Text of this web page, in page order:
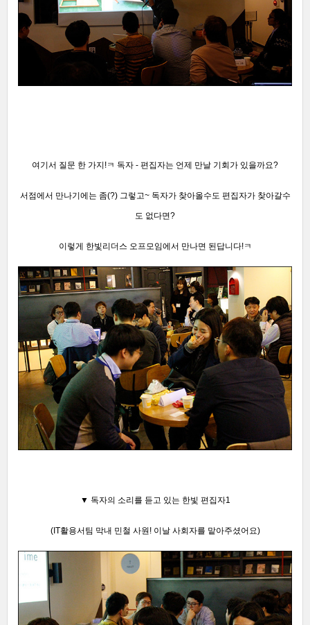
여기서 질문 한 가지!ㅋ 독자 - 편집자는 언제 만날 기회가 있을까요?
서점에서 만나기에는 좀(?) 그렇고~ 독자가 찾아올수도 편집자가 찾아갈수
도 없다면?
이렇게 한빛리더스 오프모임에서 만나면 된답니다!ㅋ
▼ 독자의 소리를 듣고 있는 한빛 편집자1
(IT활용서팀 막내 민철 사원! 이날 사회자를 맡아주셨어요)